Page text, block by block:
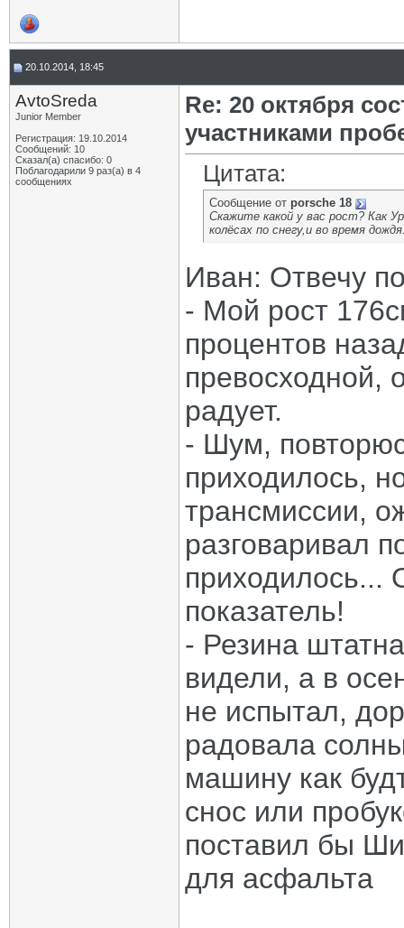
20.10.2014, 18:45
AvtoSreda
Junior Member
Регистрация: 19.10.2014
Сообщений: 10
Сказал(а) спасибо: 0
Поблагодарили 9 раз(а) в 4
сообщениях
Re: 20 октября
участниками
Цитата:
Сообщение от porsche 18
Скажите какой у вас рост? Как
колёсах по снегу,и во время
Иван: Отвечу
- Мой рост
процентов
превосходной,
радует.
- Шум,
приходилось,
трансмиссии,
разговаривал
приходилось...
показатель!
- Резина
видели, а в
не испытал,
радовала
машину как
снос или
поставил бы
для асфальта